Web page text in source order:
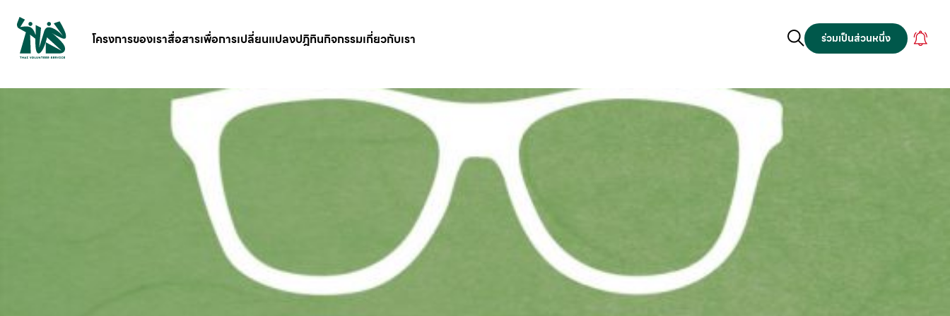
โครงการของเราสื่อสารเพื่อการเปลี่ยนแปลงปฎิทินกิจกรรมเกี่ยวกับเรา ร่วมเป็นส่วนหนึ่ง